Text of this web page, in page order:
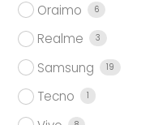
Oraimo 6
Realme 3
Samsung 19
Tecno 1